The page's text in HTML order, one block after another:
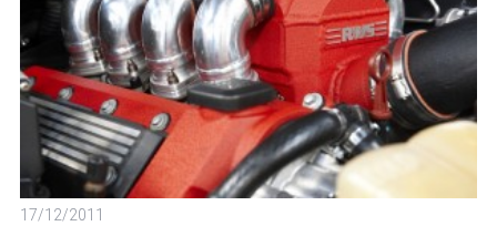
17/12/2011